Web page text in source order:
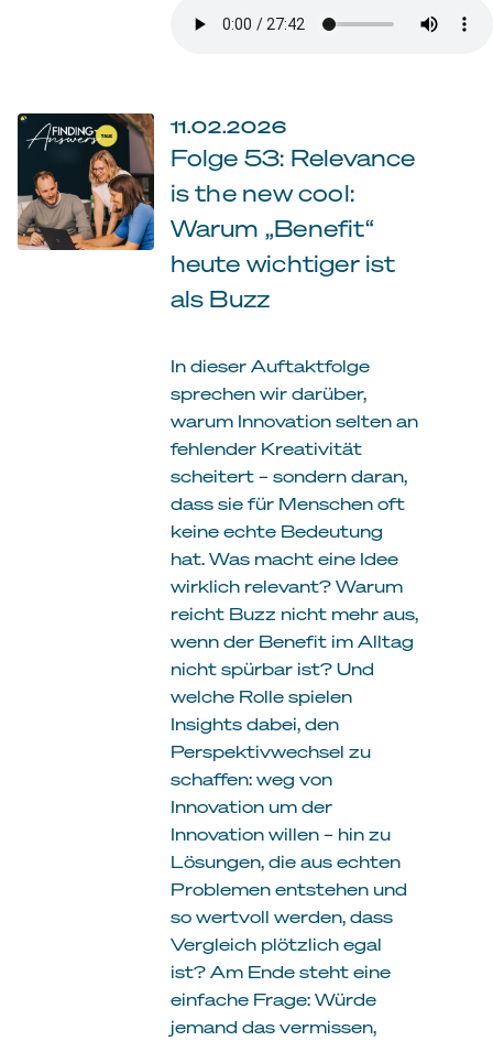
11.02.2026
Folge 53: Relevance
is the new cool:
Warum „Benefit“
heute wichtiger ist
als Buzz
In dieser Auftaktfolge
sprechen wir darüber,
warum Innovation selten an
fehlender Kreativität
scheitert – sondern daran,
dass sie für Menschen oft
keine echte Bedeutung
hat. Was macht eine Idee
wirklich relevant? Warum
reicht Buzz nicht mehr aus,
wenn der Benefit im Alltag
nicht spürbar ist? Und
welche Rolle spielen
Insights dabei, den
Perspektivwechsel zu
schaffen: weg von
Innovation um der
Innovation willen – hin zu
Lösungen, die aus echten
Problemen entstehen und
so wertvoll werden, dass
Vergleich plötzlich egal
ist? Am Ende steht eine
einfache Frage: Würde
jemand das vermissen,